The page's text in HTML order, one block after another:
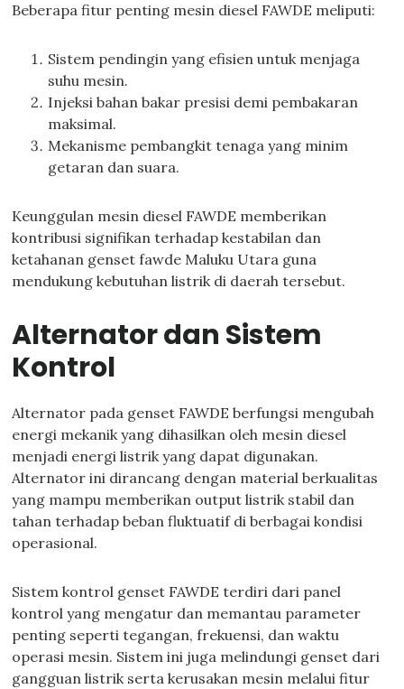
Beberapa fitur penting mesin diesel FAWDE meliputi:
Sistem pendingin yang efisien untuk menjaga
suhu mesin.
Injeksi bahan bakar presisi demi pembakaran
maksimal.
Mekanisme pembangkit tenaga yang minim
getaran dan suara.
Keunggulan mesin diesel FAWDE memberikan
kontribusi signifikan terhadap kestabilan dan
ketahanan genset fawde Maluku Utara guna
mendukung kebutuhan listrik di daerah tersebut.
Alternator dan Sistem
Kontrol
Alternator pada genset FAWDE berfungsi mengubah
energi mekanik yang dihasilkan oleh mesin diesel
menjadi energi listrik yang dapat digunakan.
Alternator ini dirancang dengan material berkualitas
yang mampu memberikan output listrik stabil dan
tahan terhadap beban fluktuatif di berbagai kondisi
operasional.
Sistem kontrol genset FAWDE terdiri dari panel
kontrol yang mengatur dan memantau parameter
penting seperti tegangan, frekuensi, dan waktu
operasi mesin. Sistem ini juga melindungi genset dari
gangguan listrik serta kerusakan mesin melalui fitur